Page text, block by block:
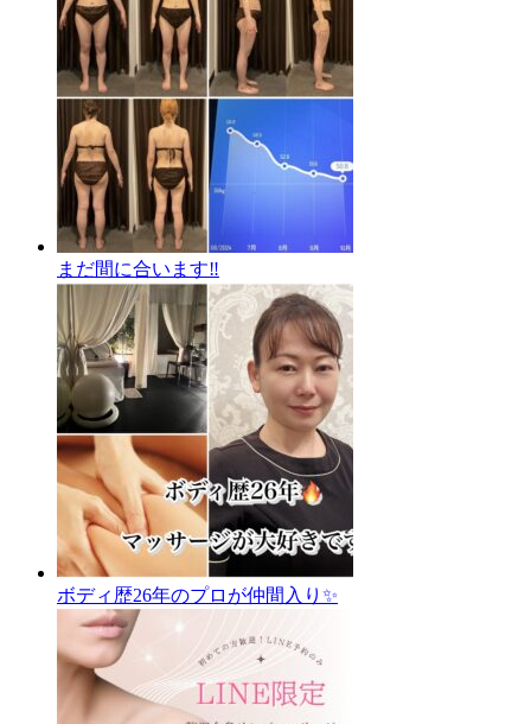
まだ間に合います‼️
ボディ歴26年のプロが仲間入り✨